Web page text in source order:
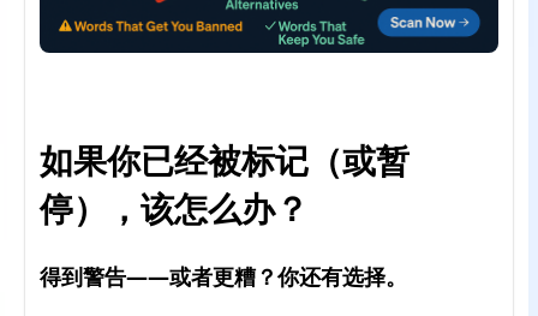
如果你已经被标记（或暂
停），该怎么办？
得到警告——或者更糟？你还有选择。